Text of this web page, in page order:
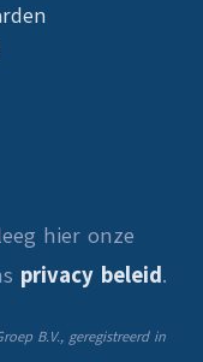
hier onze
privacy beleid.
B.V., geregistreerd in